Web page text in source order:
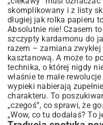
kreatywne wypełnienia
Egzotyczne inspiracje –
kulinarne
Azjatyckie desery –
smaków
Ciasta z Bliskiego
aromaty
Amerykańskie klasyki z
red velvet i inne
Szybkie i proste, ale
dla zabieganych
Ciasta bez pieczenia –
skomplikowany i z listy
długiej jak rolka papieru
Absolutnie nie! Czasem
szczypty kardamonu do
razem – zamiana
kasztanową. A może to
technika, o której nigdy
właśnie te małe
wypieki nabierają
charakteru. To
„czegoś”, co sprawi, że
„Wow, co tu dodałaś? To